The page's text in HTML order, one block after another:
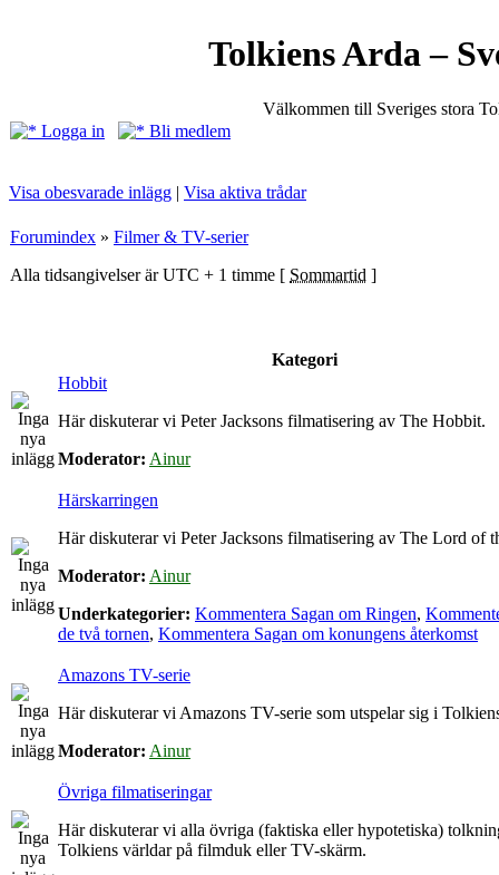
Tolkiens Arda –
Välkommen till Sveriges stora
Logga in
Bli medlem
Visa obesvarade inlägg | Visa aktiva trådar
Forumindex » Filmer & TV-serier
Alla tidsangivelser är UTC + 1 timme [ Sommartid ]
Kategori
Hobbit
Här diskuterar vi Peter Jacksons filmatisering av The Hobbit.
Moderator: Ainur
Härskarringen
Här diskuterar vi Peter Jacksons filmatisering av The Lord of
Moderator: Ainur
Underkategorier: Kommentera Sagan om Ringen,
de två tornen, Kommentera Sagan om konungens återkomst
Amazons TV-serie
Här diskuterar vi Amazons TV-serie som utspelar sig i
Moderator: Ainur
Övriga filmatiseringar
Här diskuterar vi alla övriga (faktiska eller hypotetiska)
Tolkiens världar på filmduk eller TV-skärm.